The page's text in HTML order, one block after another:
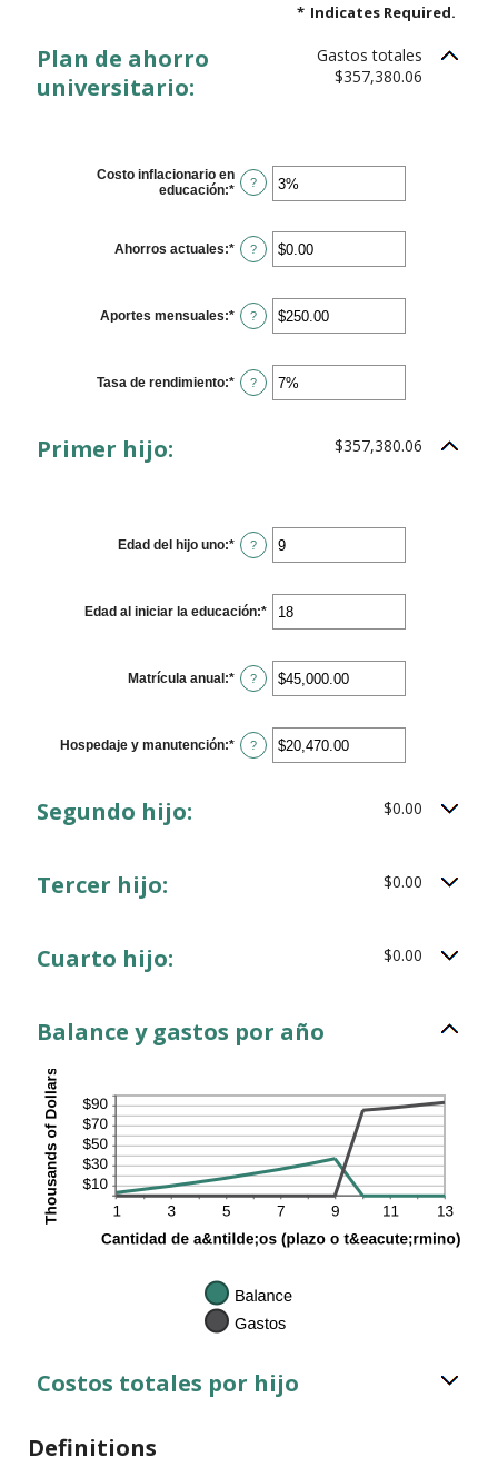
* Indicates Required.
Plan de ahorro
universitario:
Gastos totales
$357,380.06
Costo inflacionario en
educación:* Enter
between
0%
?
Ahorros actuales:* Enter
an
between
$0.00
and
?
Aportes mensuales:* Enter
an
between
$0.00
and
?
Tasa de rendimiento:* Enter
an
?
Primer hijo: $357,380.06
Edad del hijo uno:* Enter
an
between
0
?
Edad al iniciar la educación:* Enter
an
between
and
Matrícula anual:* Enter
an
between
$0.00
and
?
Hospedaje y manutención:* Enter
an
?
Segundo hijo: $0.00
Tercer hijo: $0.00
Cuarto hijo: $0.00
Balance y gastos por año
Costos totales por hijo
Definitions